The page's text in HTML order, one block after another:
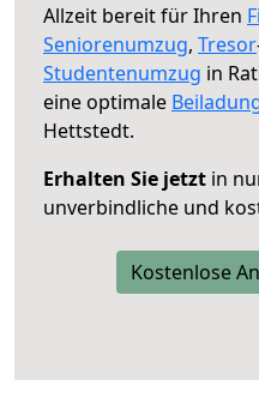
Allzeit bereit für Ihren
Seniorenumzug, Tresor
Studentenumzug in
eine optimale
Hettstedt.
Erhalten Sie jetzt in
unverbindliche und
Kostenlose